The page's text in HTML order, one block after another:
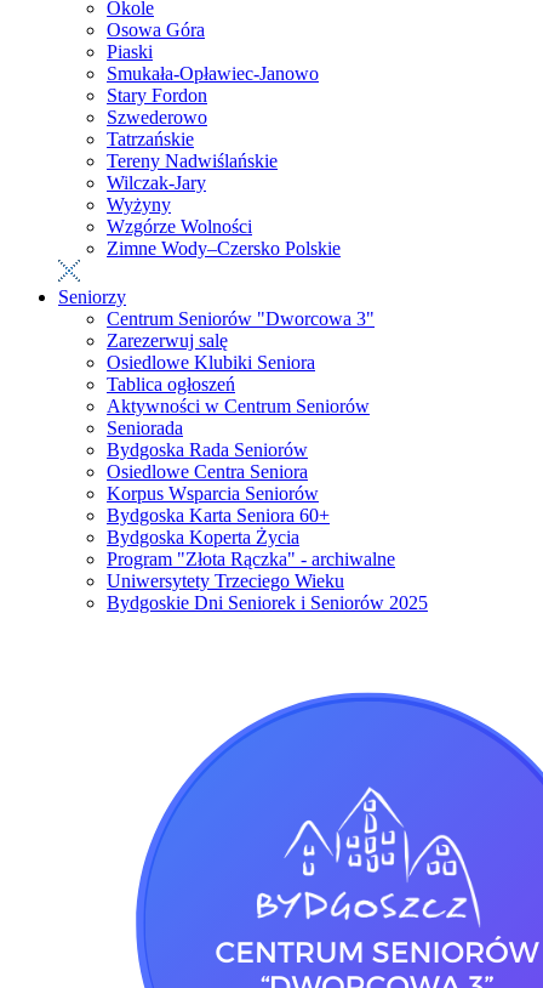
Okole
Osowa Góra
Piaski
Smukała-Opławiec-Janowo
Stary Fordon
Szwederowo
Tatrzańskie
Tereny Nadwiślańskie
Wilczak-Jary
Wyżyny
Wzgórze Wolności
Zimne Wody–Czersko Polskie
Seniorzy
Centrum Seniorów "Dworcowa 3"
Zarezerwuj salę
Osiedlowe Klubiki Seniora
Tablica ogłoszeń
Aktywności w Centrum Seniorów
Seniorada
Bydgoska Rada Seniorów
Osiedlowe Centra Seniora
Korpus Wsparcia Seniorów
Bydgoska Karta Seniora 60+
Bydgoska Koperta Życia
Program "Złota Rączka" - archiwalne
Uniwersytety Trzeciego Wieku
Bydgoskie Dni Seniorek i Seniorów 2025